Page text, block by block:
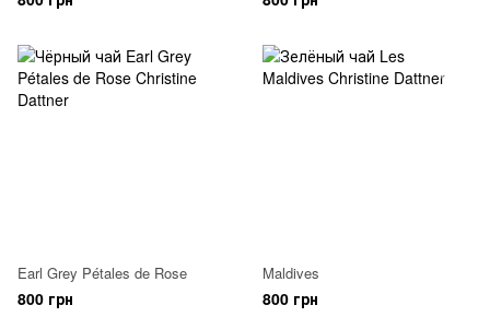
Earl Grey Pétales de Rose
800 грн
Maldives
800 грн